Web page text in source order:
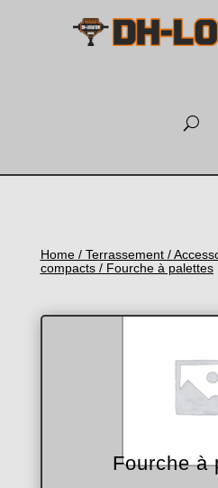
Home/ Terrassement/
compacts/ Fourche à palettes
Fourche à